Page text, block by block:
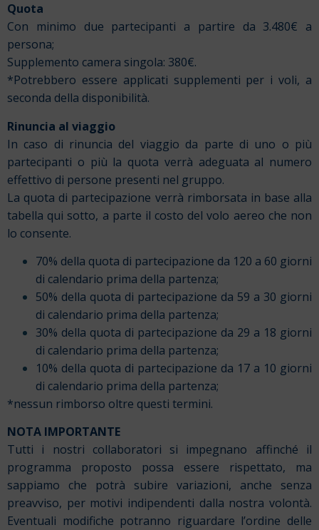
Quota
Con minimo due partecipanti a partire da 3.480€ a
persona;
Supplemento camera singola: 380€.
*Potrebbero essere applicati supplementi per i voli, a
seconda della disponibilità.
Rinuncia al viaggio
In caso di rinuncia del viaggio da parte di uno o più
partecipanti o più la quota verrà adeguata al numero
effettivo di persone presenti nel gruppo.
La quota di partecipazione verrà rimborsata in base alla
tabella qui sotto, a parte il costo del volo aereo che non
lo consente.
70% della quota di partecipazione da 120 a 60 giorni
di calendario prima della partenza;
50% della quota di partecipazione da 59 a 30 giorni
di calendario prima della partenza;
30% della quota di partecipazione da 29 a 18 giorni
di calendario prima della partenza;
10% della quota di partecipazione da 17 a 10 giorni
di calendario prima della partenza;
*nessun rimborso oltre questi termini.
NOTA IMPORTANTE
Tutti i nostri collaboratori si impegnano affinché il
programma proposto possa essere rispettato, ma
sappiamo che potrà subire variazioni, anche senza
preavviso, per motivi indipendenti dalla nostra volontà.
Eventuali modifiche potranno riguardare l’ordine delle